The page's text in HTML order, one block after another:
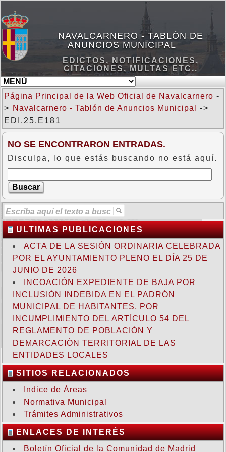
NAVALCARNERO - TABLÓN DE
ANUNCIOS MUNICIPAL
EDICTOS, NOTIFICACIONES,
CITACIONES, MULTAS ETC..
Página Principal de la Web Oficial de Navalcarnero -
> Navalcarnero - Tablón de Anuncios Municipal
->
EDI.25.E181
NO SE ENCONTRARON ENTRADAS.
Disculpa, lo que estás buscando no está aquí.
ULTIMAS PUBLICACIONES
ACTA DE LA SESIÓN ORDINARIA CELEBRADA
POR EL AYUNTAMIENTO PLENO EL DÍA 25 DE
JUNIO DE 2026
INCOACIÓN EXPEDIENTE DE BAJA POR
INCLUSIÓN INDEBIDA EN EL PADRÓN
MUNICIPAL DE HABITANTES, POR
INCUMPLIMIENTO DEL ARTÍCULO 54 DEL
REGLAMENTO DE POBLACIÓN Y
DEMARCACIÓN TERRITORIAL DE LAS
ENTIDADES LOCALES
SITIOS RELACIONADOS
Indice de Áreas
Normativa Municipal
Trámites Administrativos
ENLACES DE INTERÉS
Boletín Oficial de la Comunidad de Madrid